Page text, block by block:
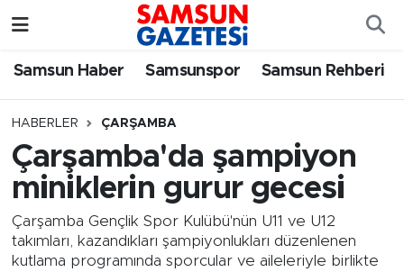
Samsun Haber Samsunspor Samsun Rehberi
HABERLER ÇARŞAMBA
Çarşamba'da şampiyon
miniklerin gurur gecesi
Çarşamba Gençlik Spor Kulübü'nün U11 ve U12
takımları, kazandıkları şampiyonlukları düzenlenen
kutlama programında sporcular ve aileleriyle birlikte
Samsun Haber
Samsun Rehberi
Samsun Nöbetçi Eczaneler
SAMSUN Namaz Vakitleri
Samsun Trafik Yoğunluk Haritası
Süper Lig Puan Durumu ve Fikstür